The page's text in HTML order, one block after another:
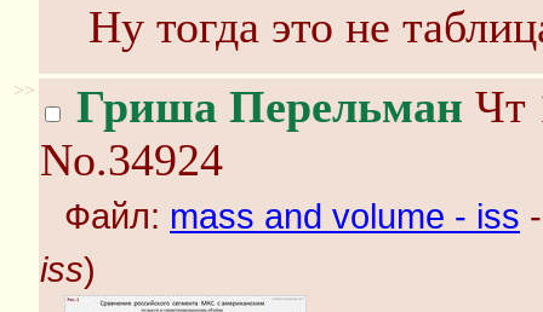
Ну тогда это не
>> Гриша Перельман Чт
No.34924
Файл: mass and volume - iss
iss)